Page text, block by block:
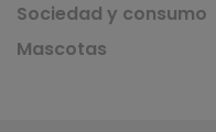
Sociedad y consumo
Mascotas